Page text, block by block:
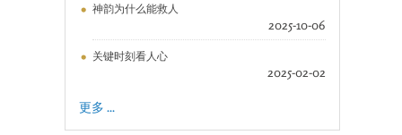
神韵为什么能救人
2025-10-06
关键时刻看人心
2025-02-02
更多 ...